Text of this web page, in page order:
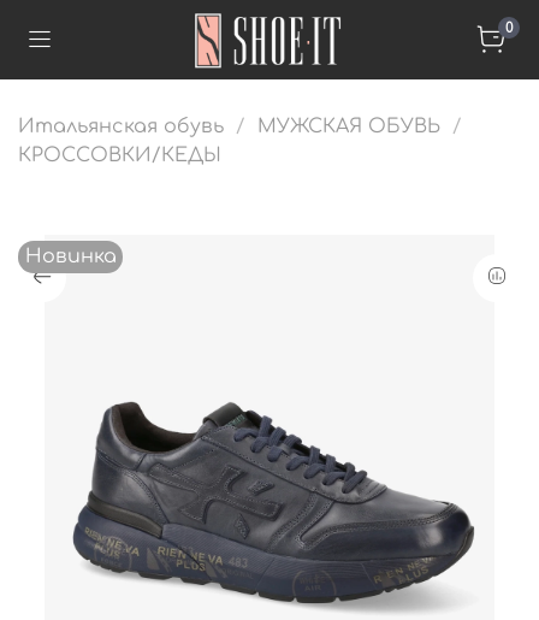
0
Итальянская обувь
МУЖСКАЯ ОБУВЬ
КРОССОВКИ/КЕДЫ
Новинка